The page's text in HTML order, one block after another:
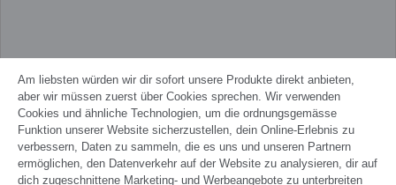
Am liebsten würden wir dir sofort unsere Produkte direkt anbieten,
aber wir müssen zuerst über Cookies sprechen. Wir verwenden
Cookies und ähnliche Technologien, um die ordnungsgemässe
Funktion unserer Website sicherzustellen, dein Online-Erlebnis zu
verbessern, Daten zu sammeln, die es uns und unseren Partnern
ermöglichen, den Datenverkehr auf der Website zu analysieren, dir auf
dich zugeschnittene Marketing- und Werbeangebote zu unterbreiten